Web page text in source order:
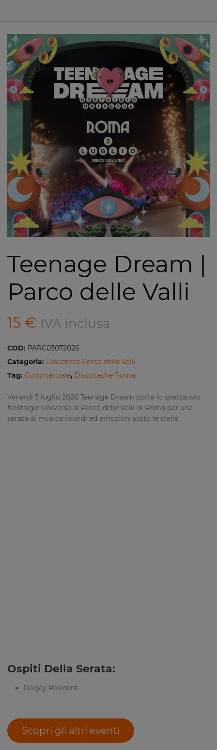
Teenage Dream |
Parco delle Valli
15 € IVA inclusa
COD: PARC03072026
Categoria: Discoteca Parco delle Valli
Tag: Commerciale, Discoteche Roma
Venerdi 3 luglio 2026 Teenage Dream porta lo spettacolo
Nostalgic Universe al Parco delle Valli di Roma per una
serata di musica ricordi ed emozioni sotto le stelle
Ospiti Della Serata:
Deejay Resident
Scopri gli altri eventi